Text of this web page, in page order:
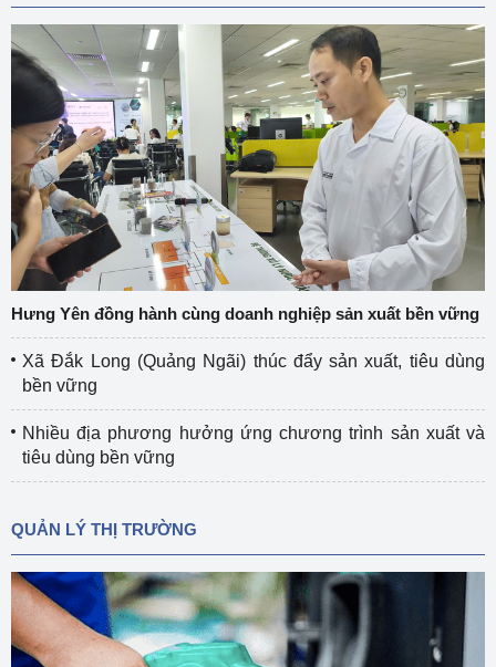
Hưng Yên đồng hành cùng doanh nghiệp sản xuất bền vững
Xã Đắk Long (Quảng Ngãi) thúc đẩy sản xuất, tiêu dùng
bền vững
Nhiều địa phương hưởng ứng chương trình sản xuất và
tiêu dùng bền vững
QUẢN LÝ THỊ TRƯỜNG